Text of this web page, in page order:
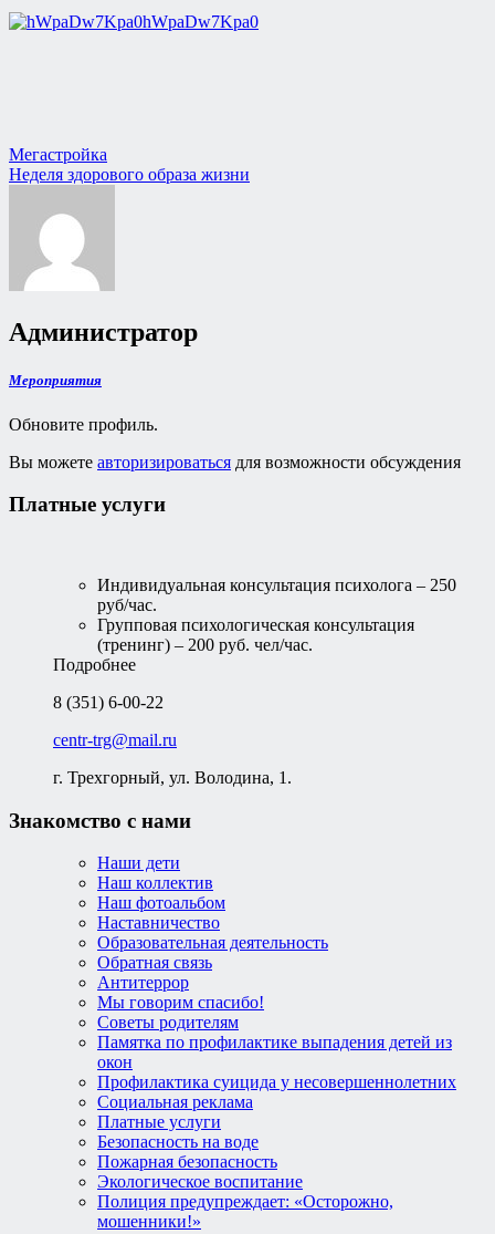
hWpaDw7Kpa0
Навигация
по
записям
Мегастройка
Неделя здорового образа жизни
Администратор
Мероприятия
Обновите профиль.
Вы можете авторизироваться для возможности обсуждения
Платные услуги
Индивидуальная консультация психолога – 250
руб/час.
Групповая психологическая консультация
(тренинг) – 200 руб. чел/час.
Подробнее
8 (351) 6-00-22
centr-trg@mail.ru
г. Трехгорный, ул. Володина, 1.
Знакомство с нами
Наши дети
Наш коллектив
Наш фотоальбом
Наставничество
Образовательная деятельность
Обратная связь
Антитеррор
Мы говорим спасибо!
Советы родителям
Памятка по профилактике выпадения детей из
окон
Профилактика суицида у несовершеннолетних
Социальная реклама
Платные услуги
Безопасность на воде
Пожарная безопасность
Экологическое воспитание
Полиция предупреждает: «Осторожно,
мошенники!»